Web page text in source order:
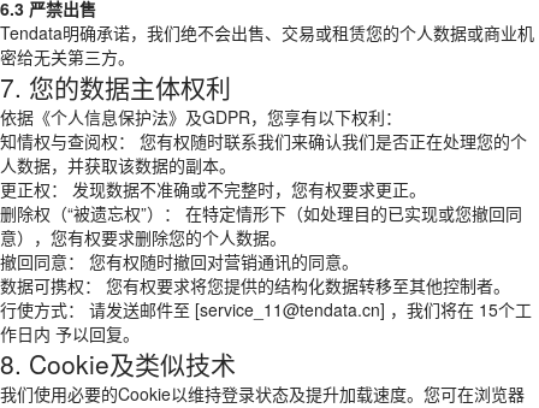
6.3 严禁出售
Tendata明确承诺，我们绝不会出售、交易或租赁您的个人数据或商业机
密给无关第三方。
7. 您的数据主体权利
依据《个人信息保护法》及GDPR，您享有以下权利：
知情权与查阅权： 您有权随时联系我们来确认我们是否正在处理您的个
人数据，并获取该数据的副本。
更正权： 发现数据不准确或不完整时，您有权要求更正。
删除权（“被遗忘权”）： 在特定情形下（如处理目的已实现或您撤回同
意），您有权要求删除您的个人数据。
撤回同意： 您有权随时撤回对营销通讯的同意。
数据可携权： 您有权要求将您提供的结构化数据转移至其他控制者。
行使方式： 请发送邮件至 [service_11@tendata.cn] ，我们将在 15个工
作日内 予以回复。
8. Cookie及类似技术
我们使用必要的Cookie以维持登录状态及提升加载速度。您可在浏览器